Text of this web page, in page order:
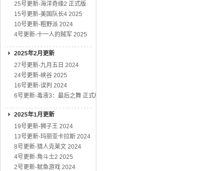
25号更新-海洋奇缘2 正式版
15号更新-美国队长4 2025
10号更新-粗野派 2024
4号更新-十一人的贼军 2025
2025年2月更新
27号更新-九月五日 2024
24号更新-峡谷 2025
16号更新-误判 2024
6号更新-毒液3：最后之舞 正式版
2025年1月更新
19号更新-狮子王 2024
13号更新-玛丽亚卡拉斯 2024
8号更新-猎人克莱文 2024
4号更新-角斗士2 2025
2号更新-鱿鱼游戏 2024